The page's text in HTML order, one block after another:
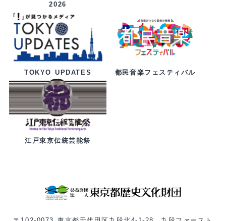
2026
TOKYO UPDATES 都民音楽フェスティバル
江戸東京伝統芸能祭